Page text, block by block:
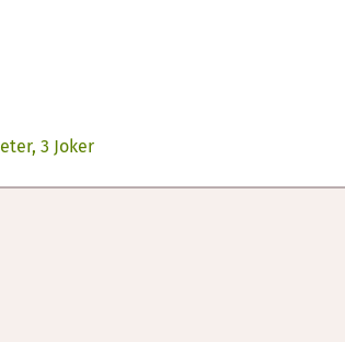
3 Joker